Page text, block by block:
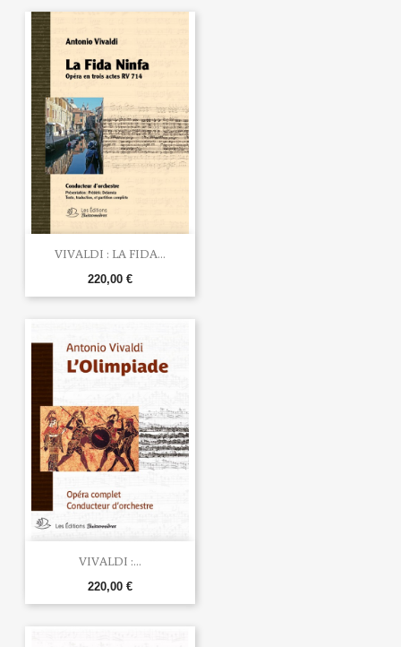
VIVALDI : LA FIDA...
220,00 €
VIVALDI :...
220,00 €